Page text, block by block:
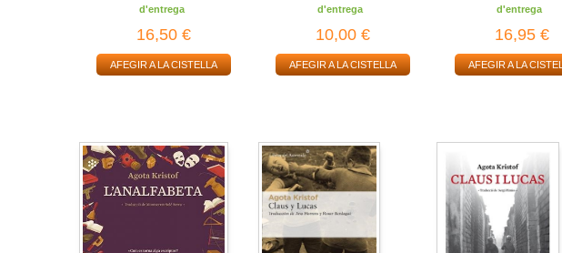
d'entrega
16,50 €
AFEGIR A LA CISTELLA
d'entrega
10,00 €
AFEGIR A LA CISTELLA
d'entrega
16,95 €
AFEGIR A LA